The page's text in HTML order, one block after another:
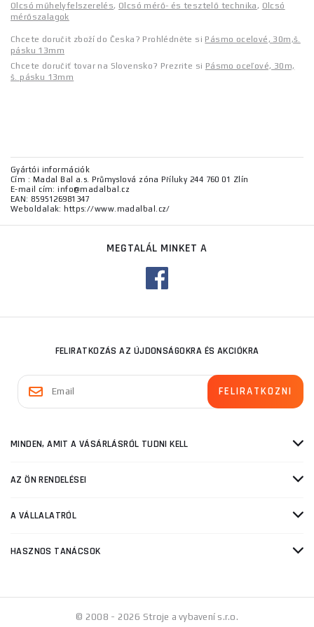
Olcsó műhelyfelszerelés, Olcsó mérő- és tesztelő technika, Olcsó
mérőszalagok
Chcete doručit zboží do Česka? Prohlédněte si Pásmo ocelové, 30m,š.
pásku 13mm
Chcete doručiť tovar na Slovensko? Prezrite si Pásmo oceľové, 30m,
š. pásku 13mm
Gyártói információk
Cím : Madal Bal a.s. Průmyslová zóna Příluky 244 760 01 Zlín
E-mail cím: info@madalbal.cz
EAN: 8595126981347
Weboldalak: https://www.madalbal.cz/
MEGTALÁL MINKET A
FELIRATKOZÁS AZ ÚJDONSÁGOKRA ÉS AKCIÓKRA
MINDEN, AMIT A VÁSÁRLÁSRÓL TUDNI KELL
AZ ÖN RENDELÉSEI
A VÁLLALATRÓL
HASZNOS TANÁCSOK
© 2008 - 2026 Stroje a vybavení s.r.o.